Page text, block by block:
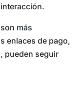
más
enlaces de pago,
pueden seguir